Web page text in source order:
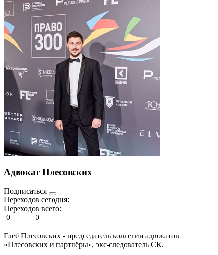
Адвокат Плесовских
Подписаться
Переходов сегодня:
Переходов всего:
0
0
Глеб Плесовских - председатель коллегии адвокатов
«Плесовских и партнёры», экс-следователь СК.